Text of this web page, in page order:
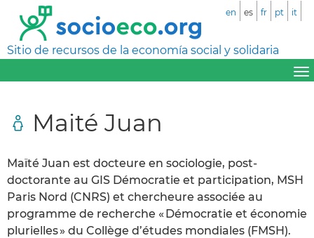
Sitio de recursos de la economía social y solidaria
en es fr pt it
Maité Juan
Maïté Juan est docteure en sociologie, post-
doctorante au GIS Démocratie et participation, MSH
Paris Nord (CNRS) et chercheure associée au
programme de recherche « Démocratie et économie
plurielles » du Collège d’études mondiales (FMSH).